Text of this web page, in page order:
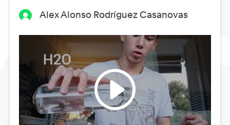
Alex Alonso Rodríguez Casanovas